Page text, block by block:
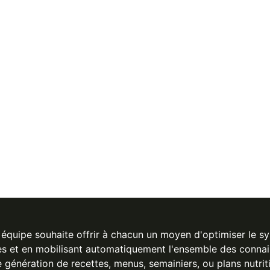
souhaite offrir à chacun un moyen d'optimiser le
et en mobilisant automatiquement l'ensemble des
génération de recettes, menus, semainiers, ou plans